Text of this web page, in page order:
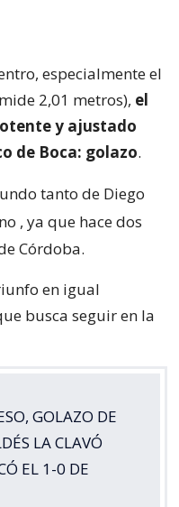
especialmente el
2,01 metros), el
y ajustado
de Boca: golazo.
tanto de Diego
, ya que hace dos
Córdoba.
en igual
busca seguir en la
GOLAZO DE
LA CLAVÓ
EL 1-0 DE